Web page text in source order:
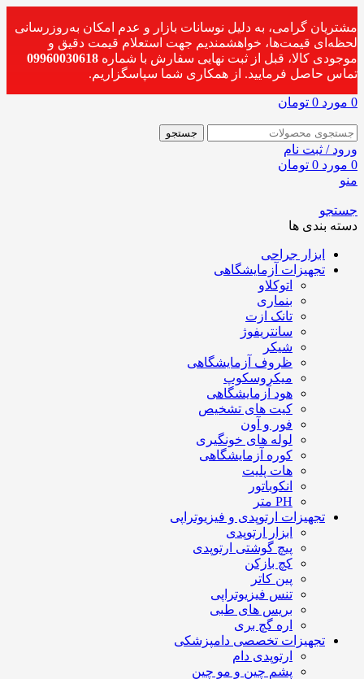
مشتریان گرامی، به دلیل نوسانات بازار و عدم امکان به‌روزرسانی
لحظه‌ای قیمت‌ها، خواهشمندیم جهت استعلام قیمت دقیق و
موجودی کالا، قبل از ثبت نهایی سفارش با شماره 09960030618
تماس حاصل فرمایید. از همکاری شما سپاسگزاریم.
0 مورد 0 تومان
جستجو
ورود / ثبت نام
0 مورد 0 تومان
منو
جستجو
دسته بندی ها
ابزار جراحی
تجهیزات آزمایشگاهی
اتوکلاو
بنماری
تانک ازت
سانتریفوژ
شیکر
ظروف آزمایشگاهی
میکروسکوپ
هود آزمایشگاهی
کیت های تشخیص
فور و آون
لوله های خونگیری
کوره آزمایشگاهی
هات پلیت
انکوباتور
PH متر
تجهیزات ارتوپدی و فیزیوتراپی
ابزار ارتوپدی
پیچ گوشتی ارتوپدی
کچ بازکن
پین کاتر
تنس فیزیوتراپی
بریس های طبی
اره گچ بری
تجهیزات تخصصی دامپزشکی
ارتوپدی دام
پشم چین و مو چین